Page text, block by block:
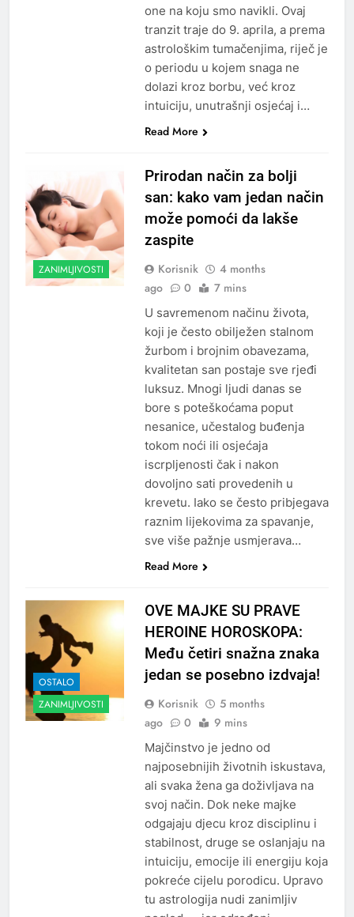
one na koju smo navikli. Ovaj
tranzit traje do 9. aprila, a prema
astrološkim tumačenjima, riječ je
o periodu u kojem snaga ne
dolazi kroz borbu, već kroz
intuiciju, unutrašnji osjećaj i…
Read More
ZANIMLJIVOSTI
Prirodan način za bolji
san: kako vam jedan način
može pomoći da lakše
zaspite
Korisnik
4 months
ago
0 7 mins
U savremenom načinu života,
koji je često obilježen stalnom
žurbom i brojnim obavezama,
kvalitetan san postaje sve rjeđi
luksuz. Mnogi ljudi danas se
bore s poteškoćama poput
nesanice, učestalog buđenja
tokom noći ili osjećaja
iscrpljenosti čak i nakon
dovoljno sati provedenih u
krevetu. Iako se često pribjegava
raznim lijekovima za spavanje,
sve više pažnje usmjerava…
Read More
OSTALO
ZANIMLJIVOSTI
OVE MAJKE SU PRAVE
HEROINE HOROSKOPA:
Među četiri snažna znaka
jedan se posebno izdvaja!
Korisnik
5 months
ago
0 9 mins
Majčinstvo je jedno od
najposebnijih životnih iskustava,
ali svaka žena ga doživljava na
svoj način. Dok neke majke
odgajaju djecu kroz disciplinu i
stabilnost, druge se oslanjaju na
intuiciju, emocije ili energiju koja
pokreće cijelu porodicu. Upravo
tu astrologija nudi zanimljiv